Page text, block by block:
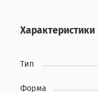
Характеристики
Тип
Форма